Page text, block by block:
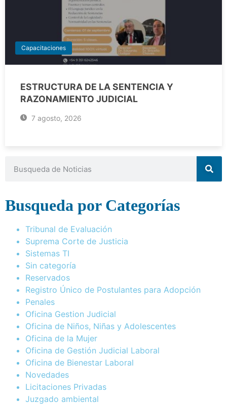
Capacitaciones
ESTRUCTURA DE LA SENTENCIA Y
RAZONAMIENTO JUDICIAL
7 agosto, 2026
Busqueda por Categorías
Tribunal de Evaluación
Suprema Corte de Justicia
Sistemas TI
Sin categoría
Reservados
Registro Único de Postulantes para Adopción
Penales
Oficina Gestion Judicial
Oficina de Niños, Niñas y Adolescentes
Oficina de la Mujer
Oficina de Gestión Judicial Laboral
Oficina de Bienestar Laboral
Novedades
Licitaciones Privadas
Juzgado ambiental